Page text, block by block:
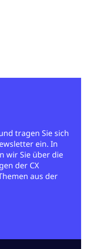
tragen Sie sich
ein. In
wir Sie über die
der CX
aus der